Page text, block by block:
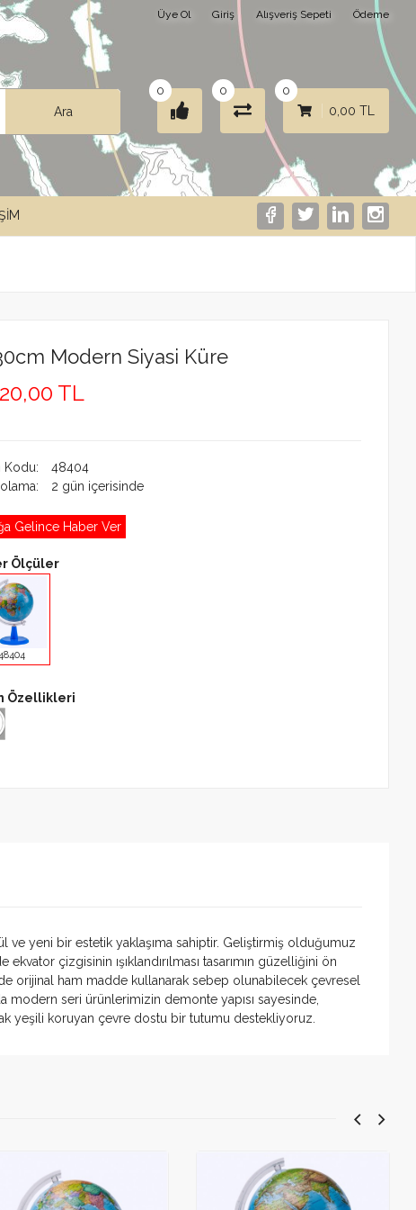
Üye Ol Giriş Alışveriş Sepeti Ödeme
Ara
0 0
0,00 TL
0
Modern Siyasi Küre
TL
Kodu:
48404
2 gün içerisinde
Gelince Haber Ver
Ölçüler
Özellikleri
ve yeni bir estetik yaklaşıma sahiptir. Geliştirmiş olduğumuz
çizgisinin ışıklandırılması tasarımın güzelliğini ön
orijinal ham madde kullanarak sebep olunabilecek çevresel
seri ürünlerimizin demonte yapısı sayesinde,
yeşili koruyan çevre dostu bir tutumu destekliyoruz.